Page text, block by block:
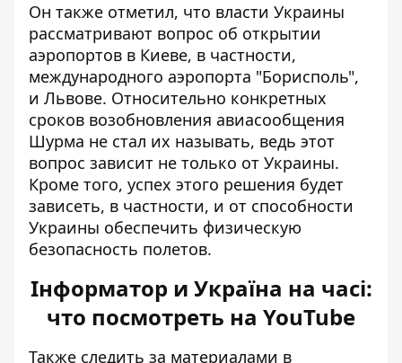
Он также отметил, что власти Украины
рассматривают вопрос об открытии
аэропортов в Киеве, в частности,
международного аэропорта "Борисполь",
и Львове. Относительно конкретных
сроков возобновления авиасообщения
Шурма не стал их называть, ведь этот
вопрос зависит не только от Украины.
Кроме того, успех этого решения будет
зависеть, в частности, и от способности
Украины обеспечить физическую
безопасность полетов.
Інформатор и Україна на часі:
что посмотреть на YouTube
Также следить за материалами в